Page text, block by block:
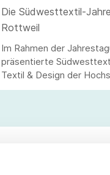
Die Südwesttextil-
Rottweil
Im Rahmen der
präsentierte
Textil & Design der
das gemeinsame Projekt
Kraftwerks in Rottweil,